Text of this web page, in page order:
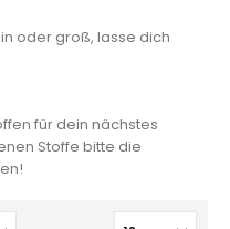
oder groß, lasse dich
für dein nächstes
Stoffe bitte die